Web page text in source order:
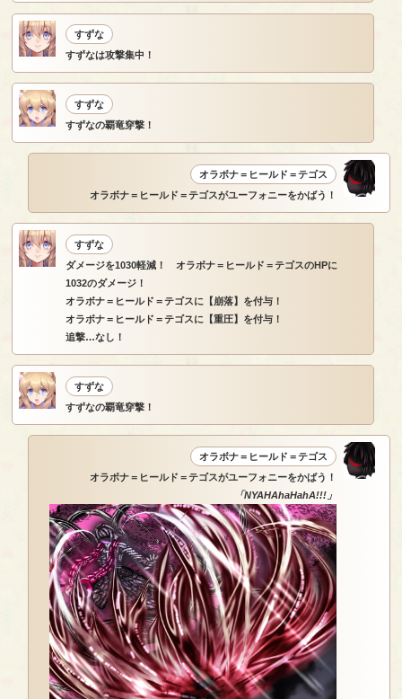
すずな
すずなは攻撃集中！
すずな
すずなの覇竜穿撃！
オラボナ＝ヒールド＝テゴス
オラボナ＝ヒールド＝テゴスがユーフォニーをかばう！
すずな
ダメージを1030軽減！ オラボナ＝ヒールド＝テゴスのHPに
1032のダメージ！
オラボナ＝ヒールド＝テゴスに【崩落】を付与！
オラボナ＝ヒールド＝テゴスに【重圧】を付与！
追撃…なし！
すずな
すずなの覇竜穿撃！
オラボナ＝ヒールド＝テゴス
オラボナ＝ヒールド＝テゴスがユーフォニーをかばう！
「NYAHAhaHahA!!!」